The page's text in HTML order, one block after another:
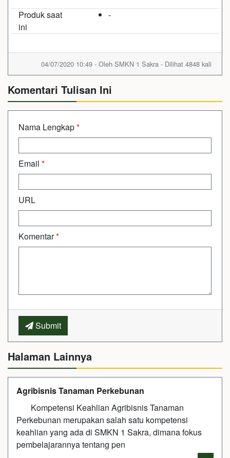
Produk saat
ini
-
04/07/2020 10:49 - Oleh SMKN 1 Sakra - Dilihat 4848 kali
Komentari Tulisan Ini
Nama Lengkap*
Email *
URL
Komentar*
Submit
Halaman Lainnya
Agribisnis Tanaman Perkebunan
Kompetensi Keahlian Agribisnis Tanaman
Perkebunan merupakan salah satu kompetensi
keahlian yang ada di SMKN 1 Sakra, dimana fokus
pembelajarannya tentang pen